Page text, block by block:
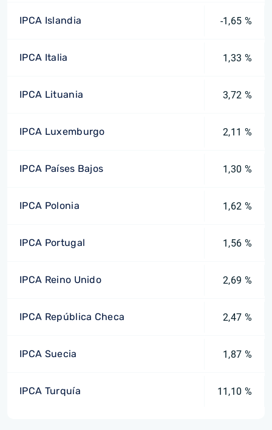
IPCA Islandia -1,65 %
IPCA Italia 1,33 %
IPCA Lituania 3,72 %
IPCA Luxemburgo 2,11 %
IPCA Países Bajos 1,30 %
IPCA Polonia 1,62 %
IPCA Portugal 1,56 %
IPCA Reino Unido 2,69 %
IPCA República Checa 2,47 %
IPCA Suecia 1,87 %
IPCA Turquía 11,10 %